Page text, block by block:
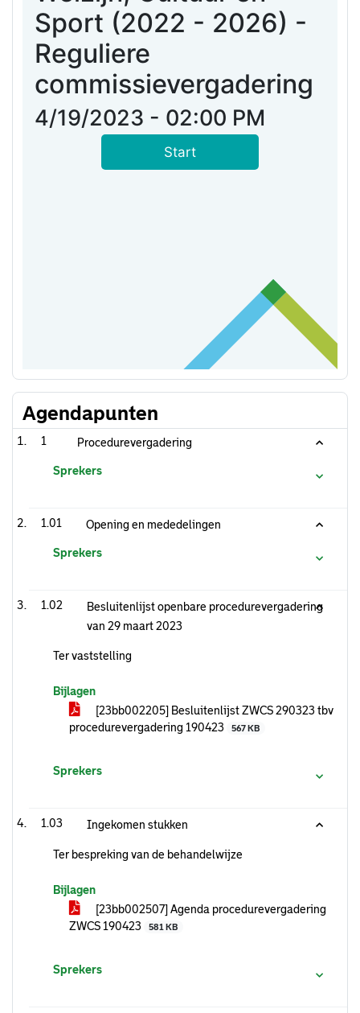
Agendapunten
1 Procedurevergadering
Sprekers
1.01 Opening en mededelingen
Sprekers
1.02
Besluitenlijst openbare procedurevergadering
van 29 maart 2023
Ter vaststelling
Bijlagen
[23bb002205] Besluitenlijst ZWCS 290323 tbv
procedurevergadering 190423
567 KB
Sprekers
1.03 Ingekomen stukken
Ter bespreking van de behandelwijze
Bijlagen
[23bb002507] Agenda procedurevergadering
ZWCS 190423
581 KB
Sprekers